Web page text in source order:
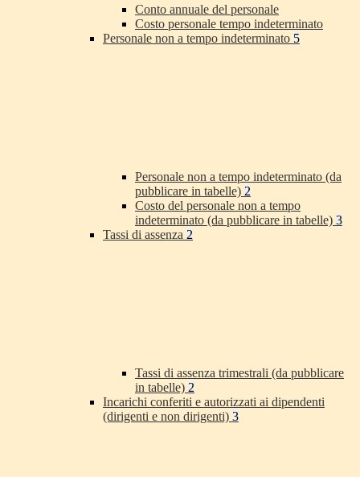
Conto annuale del personale
Costo personale tempo indeterminato
Personale non a tempo indeterminato 5
Personale non a tempo indeterminato (da
pubblicare in tabelle) 2
Costo del personale non a tempo
indeterminato (da pubblicare in tabelle) 3
Tassi di assenza 2
Tassi di assenza trimestrali (da pubblicare
in tabelle) 2
Incarichi conferiti e autorizzati ai dipendenti
(dirigenti e non dirigenti) 3